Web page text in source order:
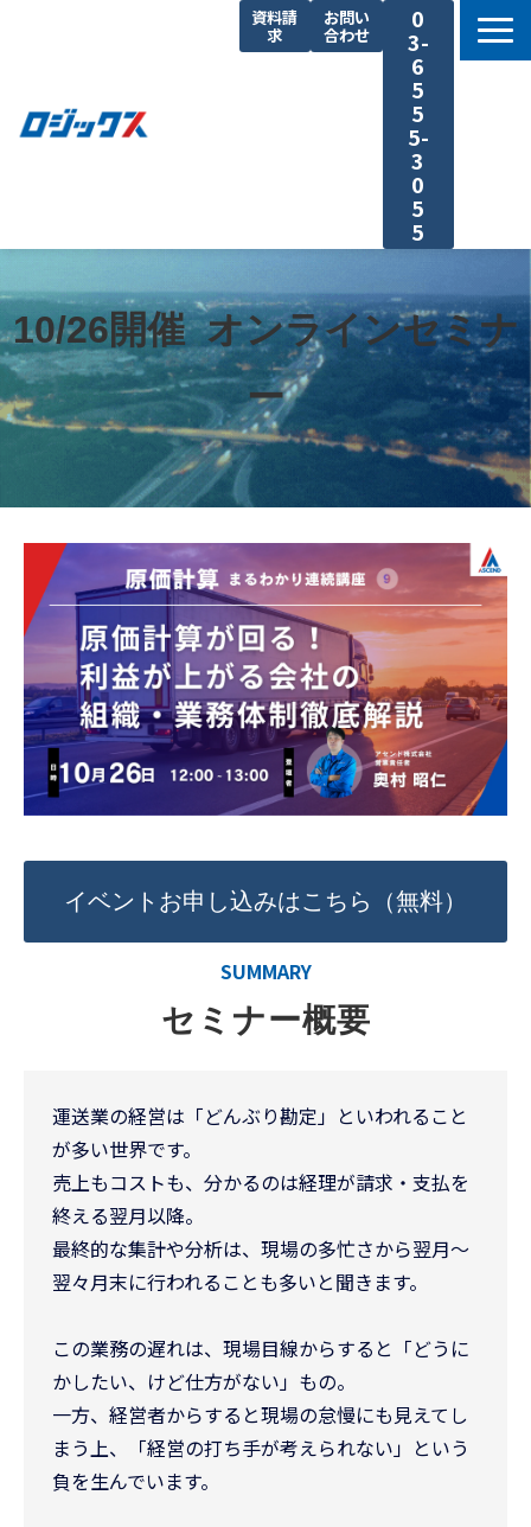
資料請
求
お問い
合わせ
0
3-
6
5
5
5-
3
0
5
5
機能まとめ
料金プラン
導入事例
セミナー
よくあるご質問
10/26開催  オンラインセミナ
ー
イベントお申し込みはこちら（無料）
SUMMARY
セミナー概要
運送業の経営は「どんぶり勘定」といわれること
が多い世界です。
売上もコストも、分かるのは経理が請求・支払を
終える翌月以降。
最終的な集計や分析は、現場の多忙さから翌月〜
翌々月末に行われることも多いと聞きます。
この業務の遅れは、現場目線からすると「どうに
かしたい、けど仕方がない」もの。
一方、経営者からすると現場の怠慢にも見えてし
まう上、「経営の打ち手が考えられない」という
負を生んでいます。